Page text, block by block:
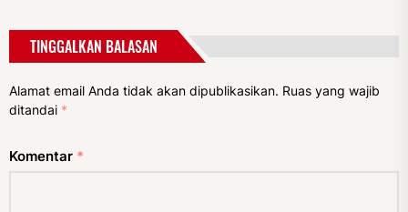
TINGGALKAN BALASAN
Alamat email Anda tidak akan dipublikasikan. Ruas yang wajib
ditandai *
Komentar *